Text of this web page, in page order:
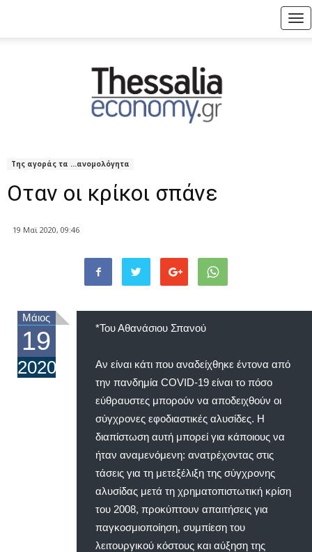
Της αγοράς τα ...ανομολόγητα
Οταν οι κρίκοι σπάνε
19 Μαϊ 2020, 09:46
Μάιος
19
2020
*Του Αθανάσιου Σπανού
Αν είναι κάτι που αναδείχθηκε έντονα από
την πανδημία COVID-19 είναι το πόσο
εύθραυστες μπορούν να αποδειχθούν οι
σύγχρονες εφοδιαστικές αλυσίδες. Η
διαπίστωση αυτή μπορεί για κάποιους να
ήταν αναμενόμενη: ανατρέχοντας στις
τάσεις για τη μετεξέλιξη της σύγχρονης
αλυσίδας μετά τη χρηματοπιστωτική κρίση
του 2008, προκύπτουν απαιτήσεις για
παγκοσμιοποίηση, συμπίεση του
λειτουργικού κόστους και αύξηση της